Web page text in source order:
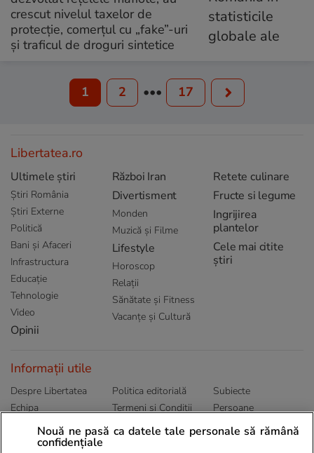
crescut nivelul taxelor de
protecție, comerțul cu „fake”-uri
și traficul de droguri sintetice
1 2 ••• 17
Libertatea.ro
Ultimele știri
Știri România
Știri Externe
Politică
Bani și Afaceri
Infrastructura
Educație
Tehnologie
Video
Opinii
Război Iran
Divertisment
Monden
Muzică și Filme
Lifestyle
Horoscop
Relații
Sănătate și Fitness
Vacanțe și Cultură
Retete culinare
Fructe si legume
Ingrijirea
plantelor
Cele mai citite
știri
Informații utile
Despre Libertatea
Echipa
Publicitate
Politica de
Politica editorială
Termeni și Conditii
Abonamente
Subiecte
Persoane
Sitemap
Nouă ne pasă ca datele tale personale să rămână
confidențiale